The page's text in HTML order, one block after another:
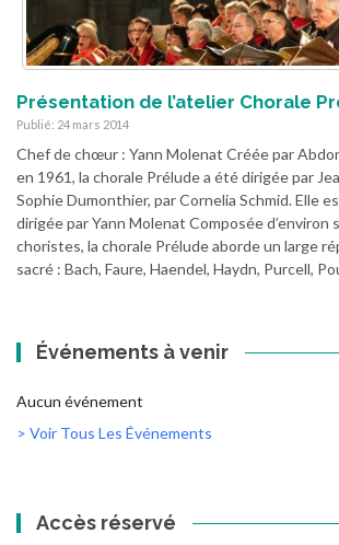
Présentation de l’atelier Chorale
Publié: 24 mars 2014
Chef de chœur : Yann Molenat Créée par
en 1961, la chorale Prélude a été dirigée par
Sophie Dumonthier, par Cornelia Schmid. Elle
dirigée par Yann Molenat Composée d’environ
choristes, la chorale Prélude aborde un large
sacré : Bach, Faure, Haendel, Haydn, Purcell,
Événements à venir
Aucun événement
> Voir Tous Les Événements
Accès réservé